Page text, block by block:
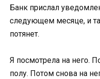
Банк прислал
следующем месяце, и
потянет.
Я посмотрела на него.
полу. Потом снова на